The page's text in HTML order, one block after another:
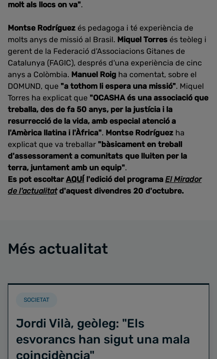
molt als llocs on va".
Montse Rodríguez és pedagoga i té experiència de
molts anys de missió al Brasil. Miquel Torres és teòleg i
gerent de la Federació d'Associacions Gitanes de
Catalunya (FAGIC), després d'una experiència de cinc
anys a Colòmbia. Manuel Roig ha comentat, sobre el
DOMUND, que "a tothom li espera una missió". Miquel
Torres ha explicat que "OCASHA és una associació que
treballa, des de fa 50 anys, per la justícia i la
resurrecció de la vida, amb especial atenció a
l'Amèrica llatina i l'Àfrica". Montse Rodríguez ha
explicat que va treballar "bàsicament en treball
d'assessorament a comunitats que lluiten per la
terra, juntament amb un equip".
Es pot escoltar AQUÍ l'edició del programa El Mirador
de l'actualitatd'aquest divendres 20 d'octubre.
Més actualitat
SOCIETAT
Jordi Vilà, geòleg: "Els
esvorancs han sigut una mala
coincidència"